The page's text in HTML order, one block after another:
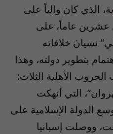
الذي كان والياً على
عاماً، على
نسيانَ خلافاته
بتطوير دولته، وهذا
الأهلية الثلاث:
التي أنهكت
الدولة الإسلامية على
ووصلت إسبانيا